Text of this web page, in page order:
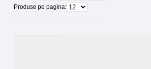
Produse pe pagina: